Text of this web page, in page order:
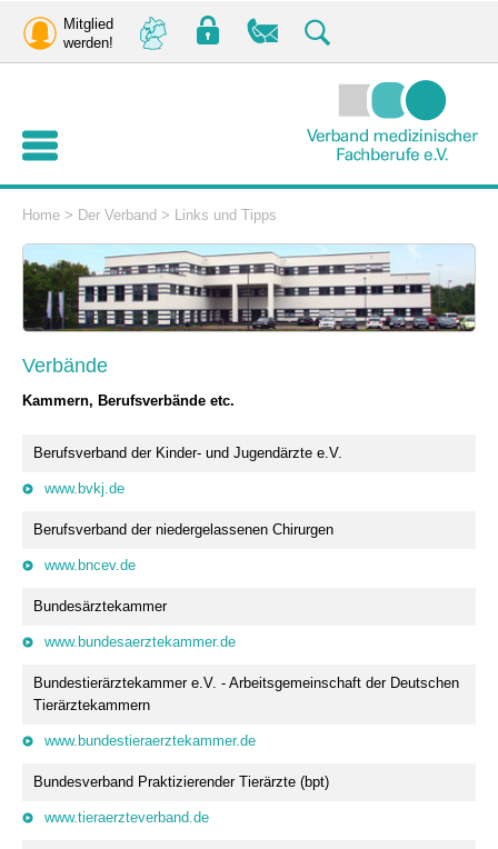
Mitglied
werden!
Home > Der Verband > Links und Tipps
Verbände
Kammern, Berufsverbände etc.
Berufsverband der Kinder- und Jugendärzte e.V.
www.bvkj.de
Berufsverband der niedergelassenen Chirurgen
www.bncev.de
Bundesärztekammer
www.bundesaerztekammer.de
Bundestierärztekammer e.V. - Arbeitsgemeinschaft der Deutschen
Tierärztekammern
www.bundestieraerztekammer.de
Bundesverband Praktizierender Tierärzte (bpt)
www.tieraerzteverband.de